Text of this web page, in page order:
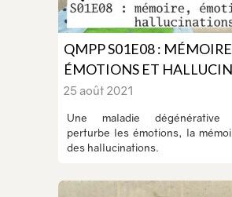
QMPP S01E08 :
ÉMOTIONS ET
25 août 2021
Une maladie dégénérative
perturbe les émotions, la
des hallucinations.